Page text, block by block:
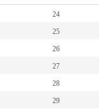
24
25
26
27
28
29